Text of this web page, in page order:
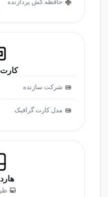
حافظه کش پردازنده
شرکت سازنده
مدل کارت گرافیک